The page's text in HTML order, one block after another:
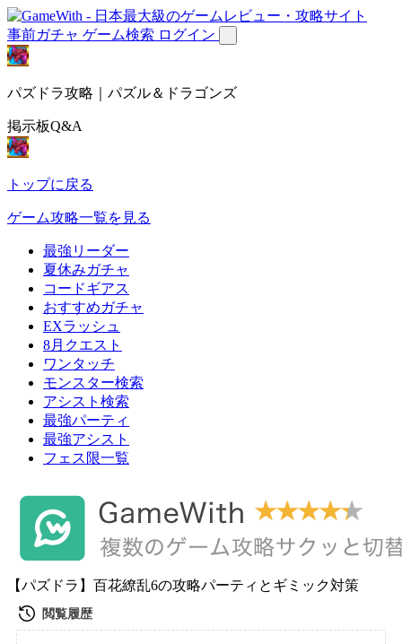
事前ガチャ ゲーム検索 ログイン
パズドラ攻略｜パズル＆ドラゴンズ
掲示板Q&A
トップに戻る
ゲーム攻略一覧を見る
最強リーダー
夏休みガチャ
コードギアス
おすすめガチャ
EXラッシュ
8月クエスト
ワンタッチ
モンスター検索
アシスト検索
最強パーティ
最強アシスト
フェス限一覧
【パズドラ】百花繚乱6の攻略パーティとギミック対策